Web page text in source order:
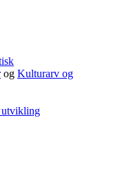
og Kulturarv og